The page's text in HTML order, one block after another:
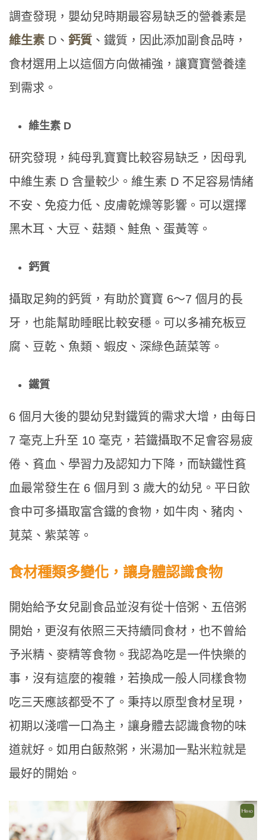
調查發現，嬰幼兒時期最容易缺乏的營養素是
維生素 D、 鈣質 、鐵質，因此添加副食品時，
食材選用上以這個方向做補強，讓寶寶營養達
到需求。
維生素 D
研究發現，純母乳寶寶比較容易缺乏，因母乳
中維生素 D 含量較少。維生素 D 不足容易情緒
不安、免疫力低、皮膚乾燥等影響。可以選擇
黑木耳、大豆、菇類、鮭魚、蛋黃等。
鈣質
攝取足夠的鈣質，有助於寶寶 6～7 個月的長
牙，也能幫助睡眠比較安穩。可以多補充板豆
腐、豆乾、魚類、蝦皮、深綠色蔬菜等。
鐵質
6 個月大後的嬰幼兒對鐵質的需求大增，由每日
7 毫克上升至 10 毫克，若鐵攝取不足會容易疲
倦、貧血、學習力及認知力下降，而缺鐵性貧
血最常發生在 6 個月到 3 歲大的幼兒。平日飲
食中可多攝取富含鐵的食物，如牛肉、豬肉、
莧菜、紫菜等。
食材種類多變化，讓身體認識食物
開始給予女兒副食品並沒有從十倍粥、五倍粥
開始，更沒有依照三天持續同食材，也不曾給
予米精、麥精等食物。我認為吃是一件快樂的
事，沒有這麼的複雜，若換成一般人同樣食物
吃三天應該都受不了。秉持以原型食材呈現，
初期以淺嚐一口為主，讓身體去認識食物的味
道就好。如用白飯熬粥，米湯加一點米粒就是
最好的開始。